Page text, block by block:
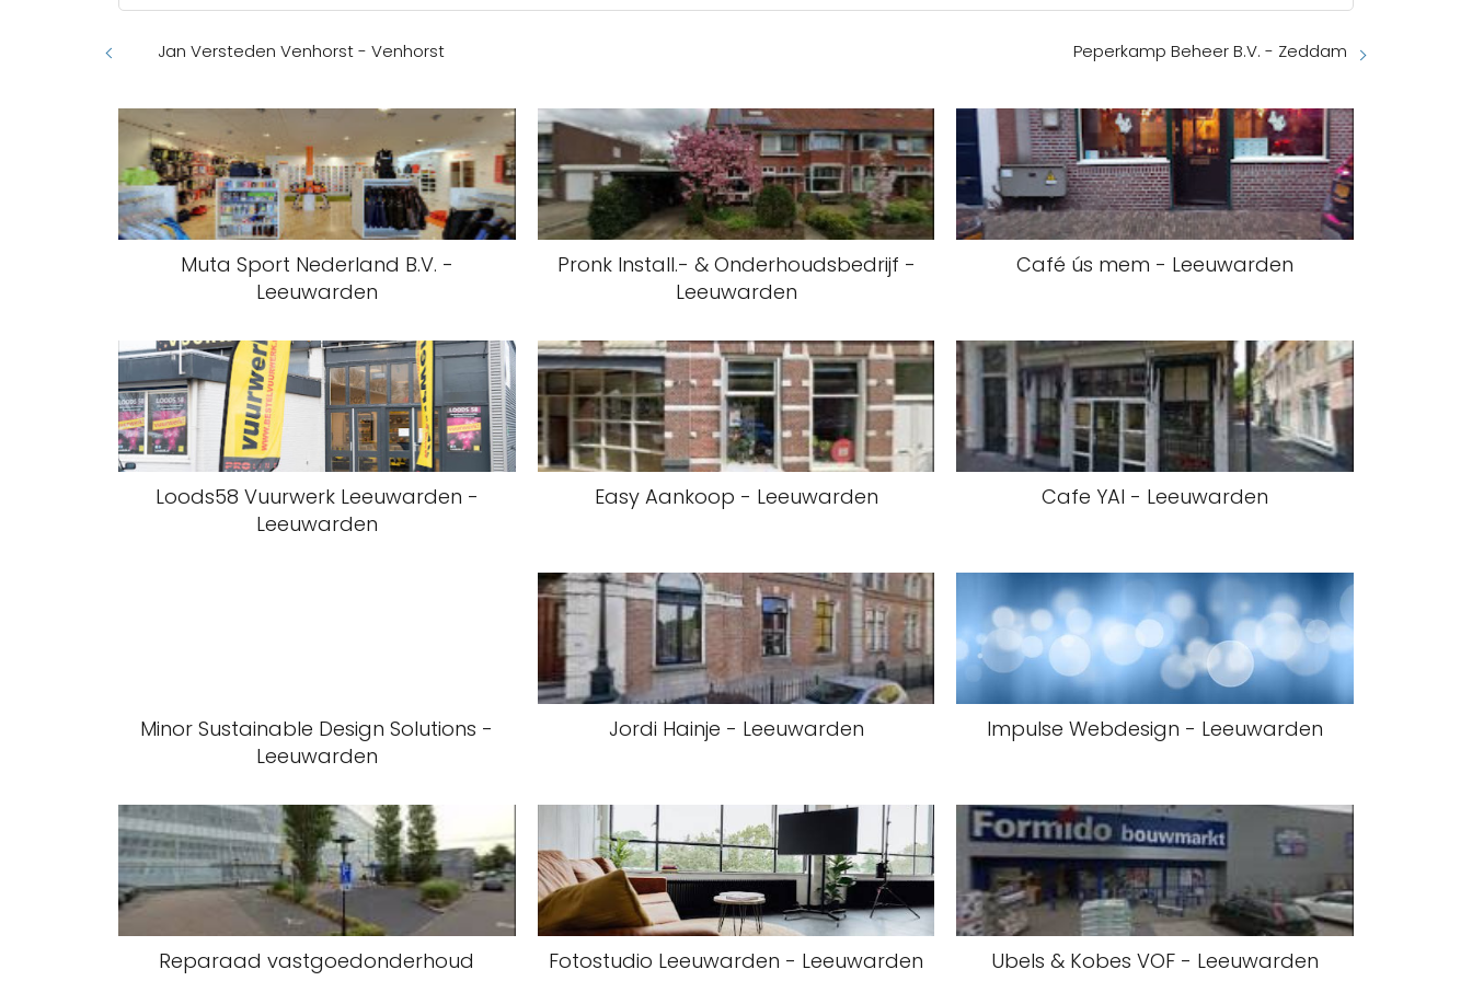
Jan Versteden Venhorst - Venhorst Peperkamp Beheer B.V. - Zeddam
Muta Sport Nederland B.V. -
Leeuwarden
Pronk Install.- & Onderhoudsbedrijf -
Leeuwarden
Café ús mem - Leeuwarden
Loods58 Vuurwerk Leeuwarden -
Leeuwarden
Easy Aankoop - Leeuwarden Cafe YAI - Leeuwarden
Minor Sustainable Design Solutions -
Leeuwarden
Jordi Hainje - Leeuwarden Impulse Webdesign - Leeuwarden
Reparaad vastgoedonderhoud
Fotostudio Leeuwarden - Leeuwarden Ubels & Kobes VOF - Leeuwarden